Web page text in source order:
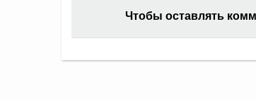
Чтобы оставлять